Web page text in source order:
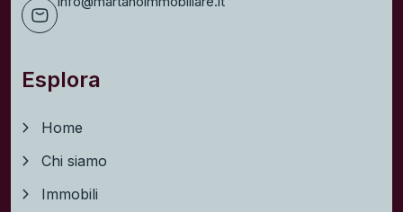
Esplora
Home
Chi siamo
Immobili